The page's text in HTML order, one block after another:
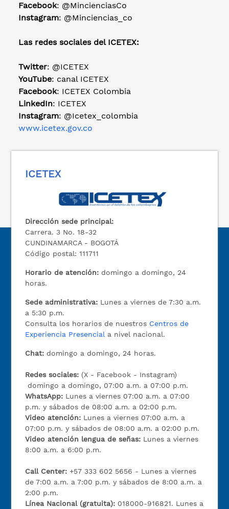
Facebook: @MincienciasCo
Instagram: @Minciencias_co
Las redes sociales del ICETEX:
Twitter: @ICETEX
YouTube: canal ICETEX
Facebook: ICETEX Colombia
LinkedIn: ICETEX
Instagram: @Icetex_colombia
www.icetex.gov.co
ICETEX
Dirección sede principal:
Carrera. 3 No. 18-32
CUNDINAMARCA - BOGOTÁ
Código postal: 111711
Horario de atención: domingo a domingo, 24
horas.
Sede administrativa: Lunes a viernes de 7:30 a.m.
a 5:30 p.m.
Consulta los horarios de nuestros Centros de
Experiencia Presencial a nivel nacional.
Chat: domingo a domingo, 24 horas.
Redes sociales: (X - Facebook - Instagram)
domingo a domingo, 07:00 a.m. a 07:00 p.m.
WhatsApp: Lunes a viernes 07:00 a.m. a 07:00
p.m. y sábados de 08:00 a.m. a 02:00 p.m.
Video atención: Lunes a viernes 07:00 a.m. a
07:00 p.m. y sábados de 08:00 a.m. a 02:00 p.m.
Video atención lengua de señas: Lunes a viernes
8:00 a.m. a 6:00 p.m.
Call Center:+57 333 602 5656 - Lunes a viernes
de 7:00 a.m. a 7:00 p.m. y sábados de 8:00 a.m. a
2:00 p.m.
Línea Nacional (gratuita): 018000-916821. Lunes a